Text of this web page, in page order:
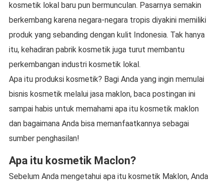
kosmetik lokal baru pun bermunculan. Pasarnya semakin
berkembang karena negara-negara tropis diyakini memiliki
produk yang sebanding dengan kulit Indonesia. Tak hanya
itu, kehadiran pabrik kosmetik juga turut membantu
perkembangan industri kosmetik lokal.
Apa itu produksi kosmetik? Bagi Anda yang ingin memulai
bisnis kosmetik melalui jasa maklon, baca postingan ini
sampai habis untuk memahami apa itu kosmetik maklon
dan bagaimana Anda bisa memanfaatkannya sebagai
sumber penghasilan!
Apa itu kosmetik Maclon?
Sebelum Anda mengetahui apa itu kosmetik Maklon, Anda